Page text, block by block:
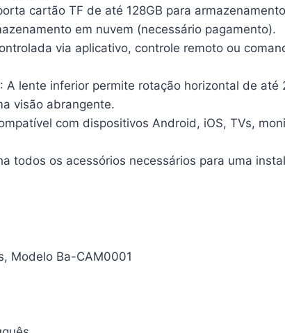
cartão TF de até 128GB para
em nuvem (necessário pagamento).
via aplicativo, controle remoto ou
A lente inferior permite rotação horizontal de até
visão abrangente.
com dispositivos Android, iOS, TVs,
todos os acessórios necessários para uma
Modelo Ba-CAM0001